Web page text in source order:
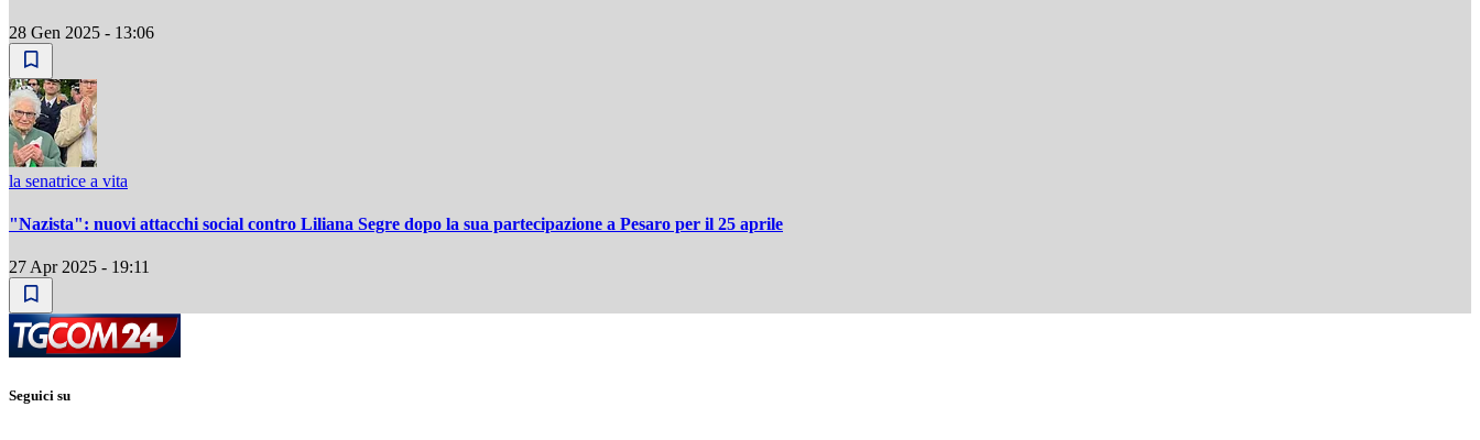
28 Gen 2025 - 13:06
la senatrice a vita
"Nazista": nuovi attacchi social contro Liliana Segre dopo la sua partecipazione a Pesaro per il 25 aprile
27 Apr 2025 - 19:11
Seguici su